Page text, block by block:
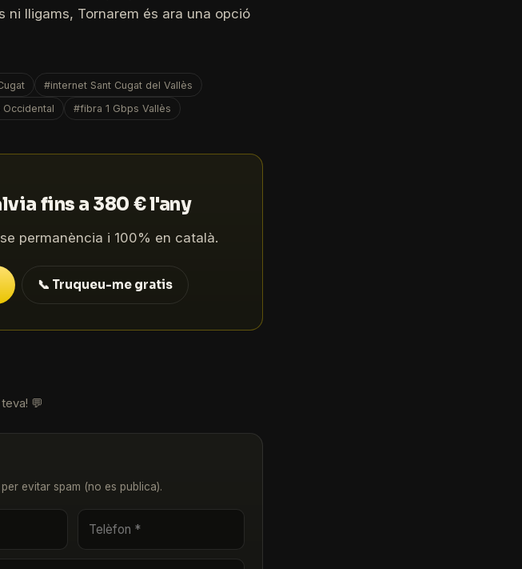
lligams, Tornarem és ara una opció
#internet Sant Cugat del Vallès
#fibra 1 Gbps Vallès
fins a 380 € l'any
permanència i 100% en català.
📞 Truqueu-me gratis
💬
evitar spam (no es publica).